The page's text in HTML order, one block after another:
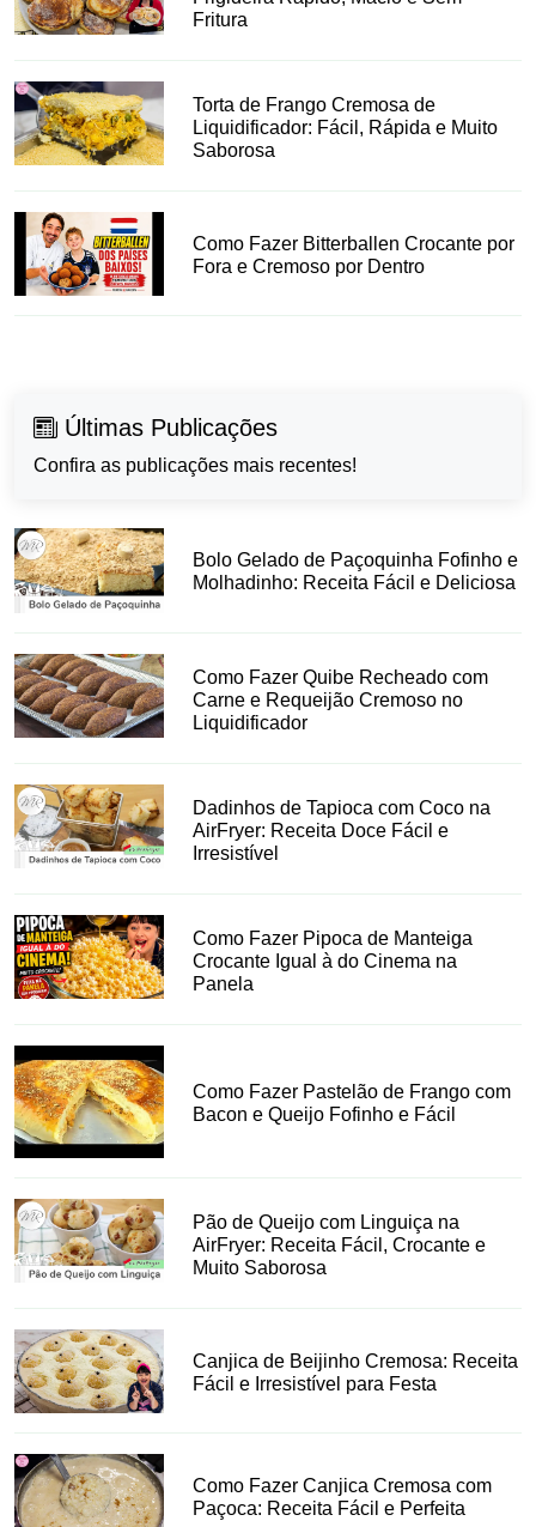
Fritura
Torta de Frango Cremosa de
Liquidificador: Fácil, Rápida e Muito
Saborosa
Como Fazer Bitterballen Crocante por
Fora e Cremoso por Dentro
Últimas Publicações
Confira as publicações mais recentes!
Bolo Gelado de Paçoquinha Fofinho e
Molhadinho: Receita Fácil e Deliciosa
Como Fazer Quibe Recheado com
Carne e Requeijão Cremoso no
Liquidificador
Dadinhos de Tapioca com Coco na
AirFryer: Receita Doce Fácil e
Irresistível
Como Fazer Pipoca de Manteiga
Crocante Igual à do Cinema na
Panela
Como Fazer Pastelão de Frango com
Bacon e Queijo Fofinho e Fácil
Pão de Queijo com Linguiça na
AirFryer: Receita Fácil, Crocante e
Muito Saborosa
Canjica de Beijinho Cremosa: Receita
Fácil e Irresistível para Festa
Como Fazer Canjica Cremosa com
Paçoca: Receita Fácil e Perfeita